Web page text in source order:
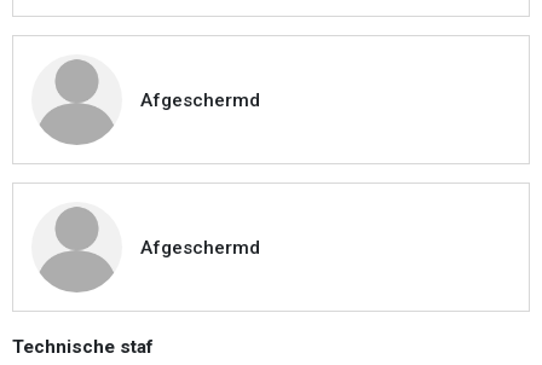
Afgeschermd
Afgeschermd
Technische staf